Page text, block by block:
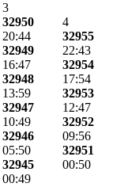
3
32950
20:44
32949
16:47
32948
13:59
32947
10:49
32946
05:50
32945
00:49
4
32955
22:43
32954
17:54
32953
12:47
32952
09:56
32951
00:50